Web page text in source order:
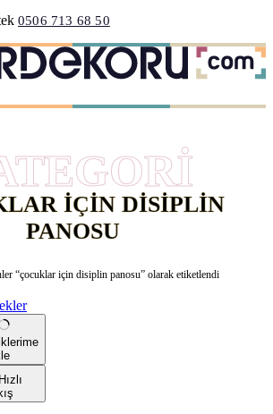
0506 713 68 50
IÇIN DISIPLIN
PANOSU
“çocuklar için disiplin panosu” olarak etiketlendi
Bu ürünün birden fazla varyasyonu var.